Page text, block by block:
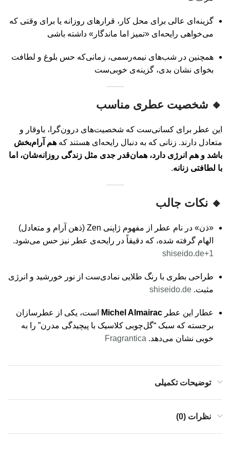
گزینه‌ای عالی برای محل کار، قرارهای روزانه یا برای وقتی که
می‌خواهی رایحه‌ای «تمیز اما ماندگار» داشته باشی
همچنین در شب‌های نیمه‌رسمی، زمانی‌که حس بلوغ و لطافت
بخوای نشان بدی، گزینه‌ی خوبی‌ست
🔸 شخصیت عطری مناسب
این عطر برای کسانی‌ست که شخصیت‌های درون‌گرا، باوقار و
متعادل دارند. زنانی که به دنبال رایحه‌ای هستند که هم آرام‌بخش
باشد و هم انرژی دارد، همان‌قدر جدی مثل زندگی روزانه‌شان، اما
با لطافتی زنانه.
🔸 نکات جالب
«ذن» در نام عطر از مفهوم ژاپنی Zen (ذهن آرام و متعادل)
الهام گرفته شده، که دقیقاً در رایحه‌ی عطر نیز حس می‌شود.
shiseido.de+1
طراحی بطری با رنگ طلایی نمادی‌ست از نور خورشید و انرژی
مثبت. shiseido.de
عطار این عطر Michel Almairac
است، یکی از عطرسازان
برجسته که سبک “گل‌چوبی کلاسیک با پیچیدگی مدرن” را به
خوبی نشان می‌دهد. Fragrantica
توضیحات تکمیلی
نظرات (0)